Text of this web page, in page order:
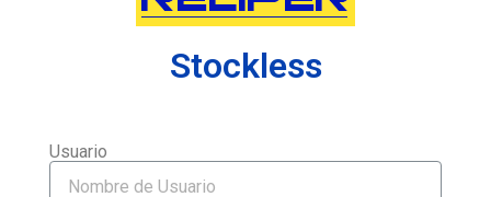
Stockless
Usuario